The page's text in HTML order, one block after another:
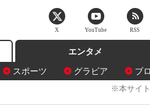
エンタメ
スポーツ グラビア ブ
※本サイ
X YouTube RSS